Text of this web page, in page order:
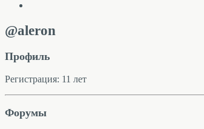
@aleron
Профиль
Регистрация: 11 лет
Форумы